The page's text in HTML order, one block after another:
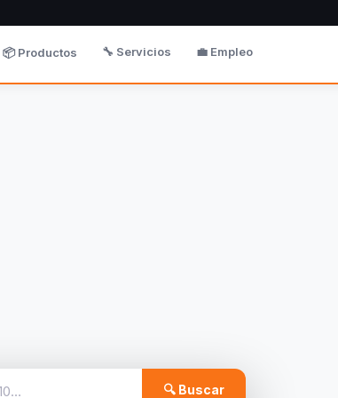
📦 Productos 🔧 Servicios 💼 Empleo
🔍 Buscar